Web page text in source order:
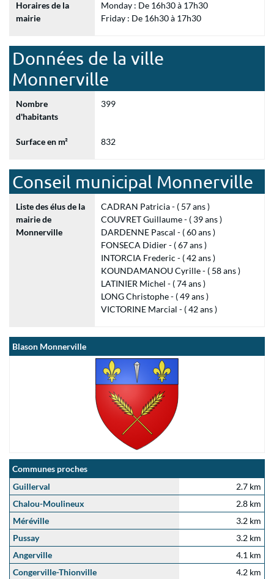
Horaires de la
mairie
Monday : De 16h30 à 17h30
Friday : De 16h30 à 17h30
Données de la ville
Monnerville
Nombre
d'habitants
399
Surface en m² 832
Conseil municipal Monnerville
Liste des élus de la
mairie de
Monnerville
CADRAN Patricia - ( 57 ans )
COUVRET Guillaume - ( 39 ans )
DARDENNE Pascal - ( 60 ans )
FONSECA Didier - ( 67 ans )
INTORCIA Frederic - ( 42 ans )
KOUNDAMANOU Cyrille - ( 58 ans )
LATINIER Michel - ( 74 ans )
LONG Christophe - ( 49 ans )
VICTORINE Marcial - ( 42 ans )
Blason Monnerville
Communes proches
Guillerval
2.7 km
Chalou-Moulineux
2.8 km
Méréville
3.2 km
Pussay
3.2 km
Angerville
4.1 km
Congerville-Thionville
4.2 km